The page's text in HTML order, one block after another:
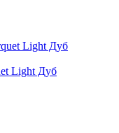
Light Дуб